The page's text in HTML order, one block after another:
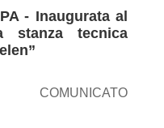
- Inaugurata al
stanza tecnica